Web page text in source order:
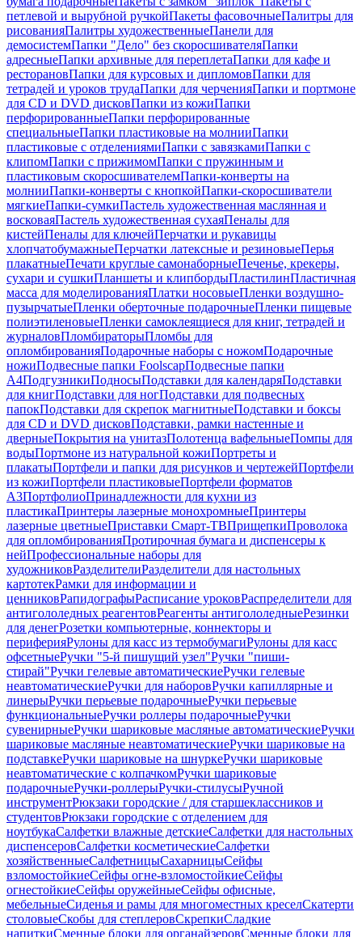
петлевой и вырубной ручкойПакеты фасовочныеПалитры для
рисованияПалитры художественныеПанели для
демосистемПапки "Дело" без скоросшивателяПапки
адресныеПапки архивные для переплетаПапки для кафе и
ресторановПапки для курсовых и дипломовПапки для
тетрадей и уроков трудаПапки для черченияПапки и портмоне
для CD и DVD дисковПапки из кожиПапки
перфорированныеПапки перфорированные
специальныеПапки пластиковые на молнииПапки
пластиковые с отделениямиПапки с завязкамиПапки с
клипомПапки с прижимомПапки с пружинным и
пластиковым скоросшивателемПапки-конверты на
молнииПапки-конверты с кнопкойПапки-скоросшиватели
мягкиеПапки-сумкиПастель художественная маслянная и
восковаяПастель художественная сухаяПеналы для
кистейПеналы для ключейПерчатки и рукавицы
хлопчатобумажныеПерчатки латексные и резиновыеПерья
плакатныеПечати круглые самонаборныеПеченье, крекеры,
сухари и сушкиПланшеты и клипбордыПластилинПластичная
масса для моделированияПлатки носовыеПленки воздушно-
пузырчатыеПленки оберточные подарочныеПленки пищевые
полиэтиленовыеПленки самоклеящиеся для книг, тетрадей и
журналовПломбираторыПломбы для
опломбированияПодарочные наборы с ножомПодарочные
ножиПодвесные папки FoolscapПодвесные папки
А4ПодгузникиПодносыПодставки для календаряПодставки
для книгПодставки для ногПодставки для подвесных
папокПодставки для скрепок магнитныеПодставки и боксы
для CD и DVD дисковПодставки, рамки настенные и
дверныеПокрытия на унитазПолотенца вафельныеПомпы для
водыПортмоне из натуральной кожиПортреты и
плакатыПортфели и папки для рисунков и чертежейПортфели
из кожиПортфели пластиковыеПортфели форматов
А3ПортфолиоПринадлежности для кухни из
пластикаПринтеры лазерные монохромныеПринтеры
лазерные цветныеПриставки Смарт-ТВПрищепкиПроволока
для опломбированияПротирочная бумага и диспенсеры к
нейПрофессиональные наборы для
художниковРазделителиРазделители для настольных
картотекРамки для информации и
ценниковРапидографыРасписание уроковРаспределители для
антигололедных реагентовРеагенты антигололедныеРезинки
для денегРозетки компьютерные, коннекторы и
периферияРулоны для касс из термобумагиРулоны для касс
офсетныеРучки "5-й пишущий узел"Ручки "пиши-
стирай"Ручки гелевые автоматическиеРучки гелевые
неавтоматическиеРучки для наборовРучки капиллярные и
линерыРучки перьевые подарочныеРучки перьевые
функциональныеРучки роллеры подарочныеРучки
сувенирныеРучки шариковые масляные автоматическиеРучки
шариковые масляные неавтоматическиеРучки шариковые на
подставкеРучки шариковые на шнуркеРучки шариковые
неавтоматические с колпачкомРучки шариковые
подарочныеРучки-роллерыРучки-стилусыРучной
инструментРюкзаки городские / для старшеклассников и
студентовРюкзаки городские с отделением для
ноутбукаСалфетки влажные детскиеСалфетки для настольных
диспенсеровСалфетки косметическиеСалфетки
хозяйственныеСалфетницыСахарницыСейфы
взломостойкиеСейфы огне-взломостойкиеСейфы
огнестойкиеСейфы оружейныеСейфы офисные,
мебельныеСиденья и рамы для многоместных креселСкатерти
столовыеСкобы для степлеровСкрепкиСладкие
напиткиСменные блоки для органайзеровСменные блоки для